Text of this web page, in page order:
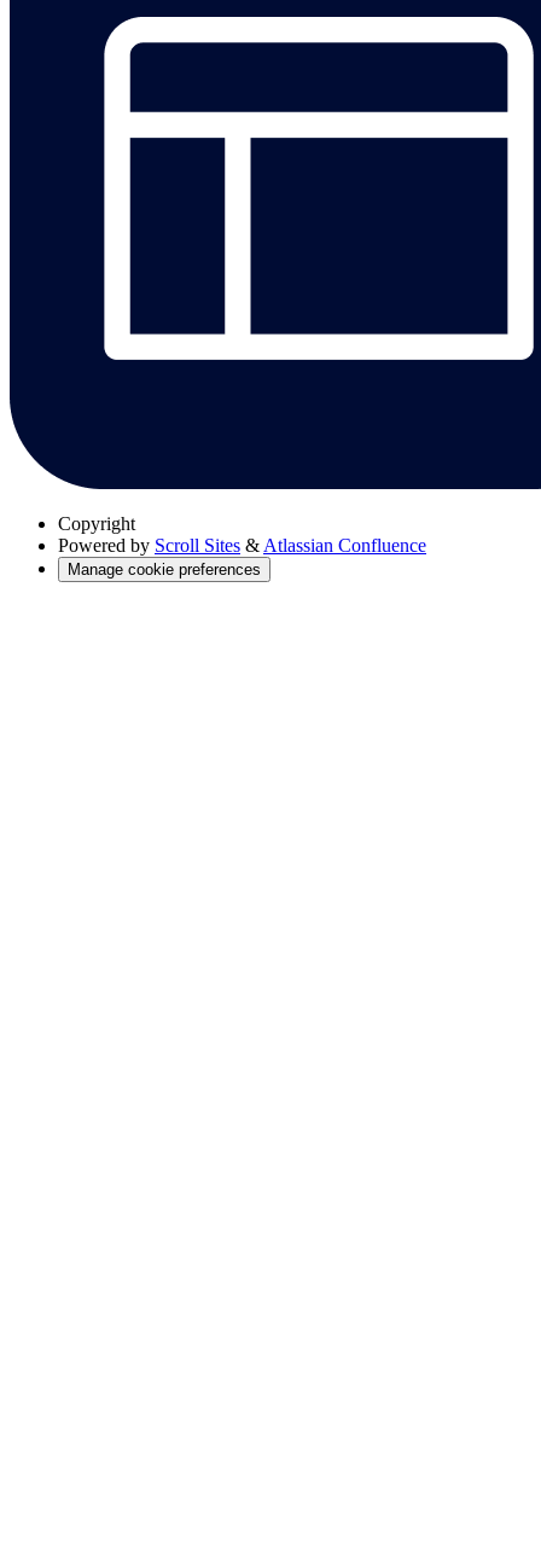
Copyright
Powered by Scroll Sites & Atlassian Confluence
Manage cookie preferences